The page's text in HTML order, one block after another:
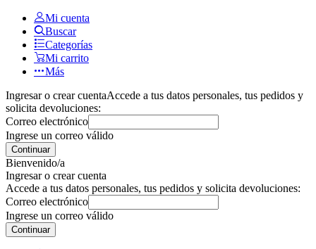
Mi cuenta
Buscar
Categorías
Mi carrito
Más
Ingresar o crear cuentaAccede a tus datos personales, tus pedidos y
solicita devoluciones:
Correo electrónico
Ingrese un correo válido
Continuar
Bienvenido/a
Ingresar o crear cuenta
Accede a tus datos personales, tus pedidos y solicita devoluciones:
Correo electrónico
Ingrese un correo válido
Continuar